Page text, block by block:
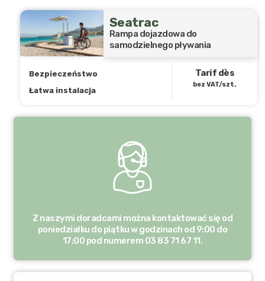
Z naszymi doradcami można kontaktować się od
poniedziałku do piątku w godzinach od 9:00 do
17:00 pod numerem 03 83 71 67 11.
Seatrac
Rampa dojazdowa do
samodzielnego pływania
Bezpieczeństwo
Łatwa instalacja
Tarif dès
bez VAT/szt.